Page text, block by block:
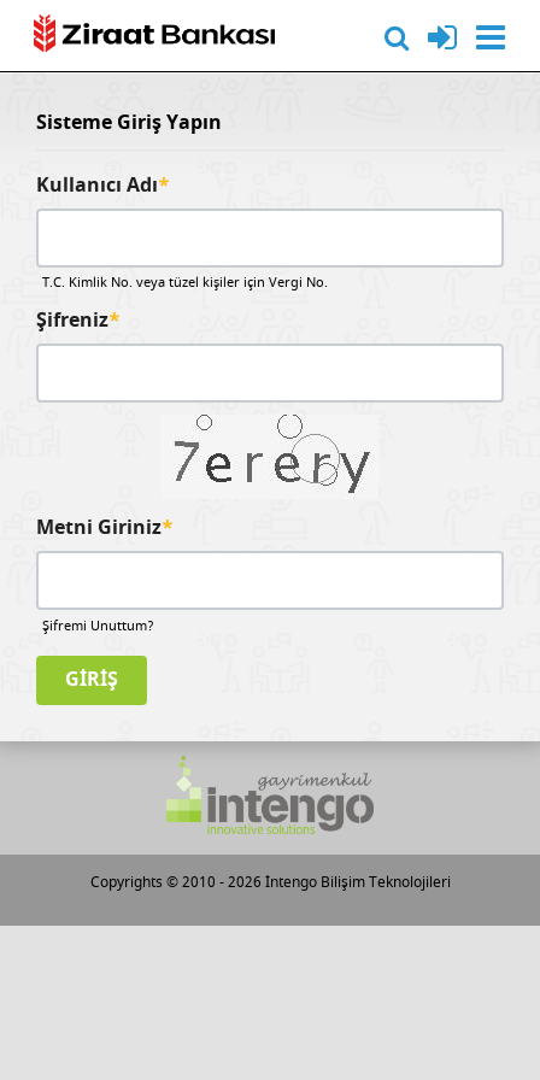
Sisteme Giriş Yapın
Kullanıcı Adı*
T.C. Kimlik No. veya tüzel kişiler için Vergi No.
Şifreniz*
Metni Giriniz*
Şifremi Unuttum?
Copyrights © 2010 - 2026 İntengo Bilişim Teknolojileri